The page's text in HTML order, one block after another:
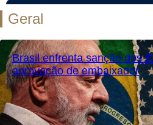
Geral
Brasil enfrenta sanção dos
aprovação de embaixador